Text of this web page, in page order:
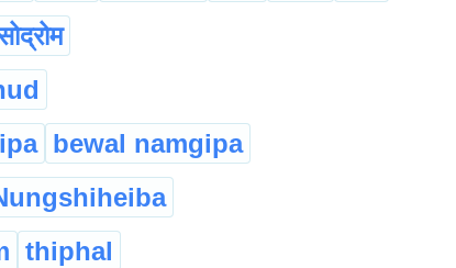
bewal namgipa
thiphal